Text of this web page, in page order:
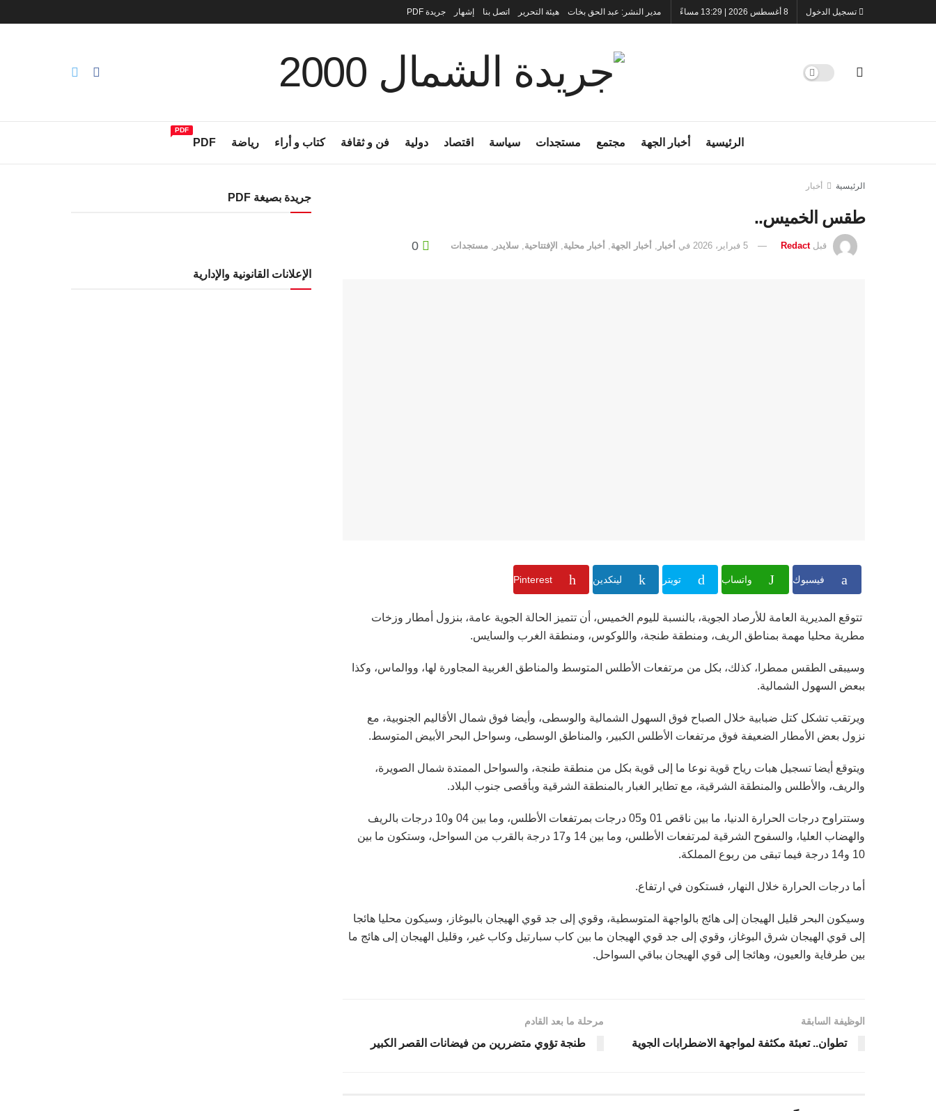
تسجيل الدخول 8 أغسطس 2026 | 13:29 مساءً مدير النشر: عبد الحق بخات هيئة التحرير اتصل بنا إشهار جريدة PDF
الرئيسية أخبار الجهة مجتمع مستجدات سياسة اقتصاد دولية فن و ثقافة كتاب و أراء رياضة PDF
PDF
الرئيسية أخبار
طقس الخميس..
قبل Redact 5 فبراير، 2026 في أخبار أخبار الجهة أخبار محلية الإفتتاحية سلايدر مستجدات
فيسبوك واتساب تويتر لينكدين Pinterest
تتوقع المديرية العامة للأرصاد الجوية، بالنسبة لليوم الخميس، أن تتميز الحالة الجوية عامة، بنزول أمطار وزخات
مطرية محليا مهمة بمناطق الريف، ومنطقة طنجة، واللوكوس، ومنطقة الغرب والسايس.
وسيبقى الطقس ممطرا، كذلك، بكل من مرتفعات الأطلس المتوسط والمناطق الغربية المجاورة لها، ووالماس، وكذا
ببعض السهول الشمالية.
ويرتقب تشكل كتل ضبابية خلال الصباح فوق السهول الشمالية والوسطى، وأيضا فوق شمال الأقاليم الجنوبية، مع
نزول بعض الأمطار الضعيفة فوق مرتفعات الأطلس الكبير، والمناطق الوسطى، وسواحل البحر الأبيض المتوسط.
ويتوقع أيضا تسجيل هبات رياح قوية نوعا ما إلى قوية بكل من منطقة طنجة، والسواحل الممتدة شمال الصويرة،
والريف، والأطلس والمنطقة الشرقية، مع تطاير الغبار بالمنطقة الشرقية وبأقصى جنوب البلاد.
وستتراوح درجات الحرارة الدنيا، ما بين ناقص 01 و05 درجات بمرتفعات الأطلس، وما بين 04 و10 درجات بالريف
والهضاب العليا، والسفوح الشرقية لمرتفعات الأطلس، وما بين 14 و17 درجة بالقرب من السواحل، وستكون ما بين
10 و14 درجة فيما تبقى من ربوع المملكة.
أما درجات الحرارة خلال النهار، فستكون في ارتفاع.
وسيكون البحر قليل الهيجان إلى هائج بالواجهة المتوسطية، وقوي إلى جد قوي الهيجان بالبوغاز، وسيكون محليا هائجا
إلى قوي الهيجان شرق البوغاز، وقوي إلى جد قوي الهيجان ما بين كاب سبارتيل وكاب غير، وقليل الهيجان إلى هائج ما
بين طرفاية والعيون، وهائجا إلى قوي الهيجان بباقي السواحل.
الوظيفة السابقة
تطوان.. تعبئة مكثفة لمواجهة الاضطرابات الجوية
مرحلة ما بعد القادم
طنجة تؤوي متضررين من فيضانات القصر الكبير
جريدة بصيغة PDF
الإعلانات القانونية والإدارية